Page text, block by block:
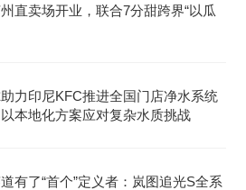
直卖场开业，联合7分甜跨界“以瓜
力印尼KFC推进全国门店净水系统
本地化方案应对复杂水质挑战
有了“首个”定义者：岚图追光S全系